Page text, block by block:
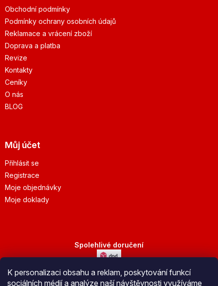
K personalizaci obsahu a reklam, poskytování funkcí
sociálních médií a analýze naší návštěvnosti využíváme
Obchodní podmínky
Podmínky ochrany osobních údajů
Reklamace a vrácení zboží
Doprava a platba
Revize
Kontakty
Ceníky
O nás
BLOG
Můj účet
Přihlásit se
Registrace
Moje objednávky
Moje doklady
Spolehlivé doručení
Bezpečná platba